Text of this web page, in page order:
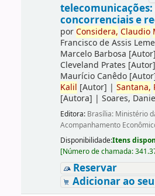
telecomunicações:
concorrenciais e
porConsidera, Claudio
Francisco de Assis Leme
Marcelo Barbosa [Autor]
Cleveland Prates [Autor]
Maurício Canêdo
Kalil [Autor] | Santana,
[Autora] | Soares,
Editora: Brasília: Ministério
Acompanhamento
Disponibilidade:Itens
[Número de chamada:
Reservar
Adicionar ao